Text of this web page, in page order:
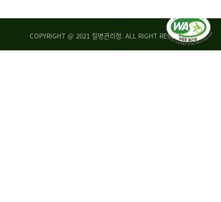
COPYRIGHT @ 2021 질병관리청. ALL RIGHT RESERVED